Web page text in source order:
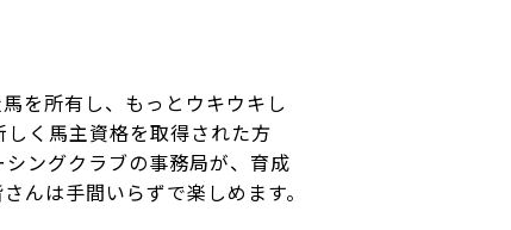
を所有し、もっとウキウキし
く馬主資格を取得された方
ングクラブの事務局が、育成
んは手間いらずで楽しめます。